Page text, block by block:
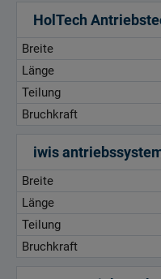
Breite
Länge
Teilung
Bruchkraft
Breite
Länge
Teilung
Bruchkraft